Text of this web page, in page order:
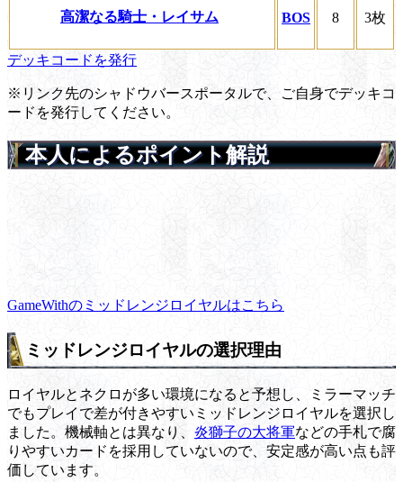
高潔なる騎士・レイサム BOS 8 3枚
デッキコードを発行
※リンク先のシャドウバースポータルで、ご自身でデッキコ
ードを発行してください。
本人によるポイント解説
GameWithのミッドレンジロイヤルはこちら
ミッドレンジロイヤルの選択理由
ロイヤルとネクロが多い環境になると予想し、ミラーマッチ
でもプレイで差が付きやすいミッドレンジロイヤルを選択し
ました。機械軸とは異なり、 炎獅子の大将軍などの手札で腐
りやすいカードを採用していないので、安定感が高い点も評
価しています。